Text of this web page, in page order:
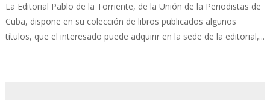
La Editorial Pablo de la Torriente, de la Unión de la Periodistas de
Cuba, dispone en su colección de libros publicados algunos
títulos, que el interesado puede adquirir en la sede de la editorial,...